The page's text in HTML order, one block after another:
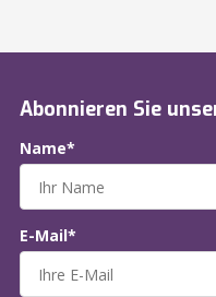
Abonnieren Sie
Name*
E-Mail*